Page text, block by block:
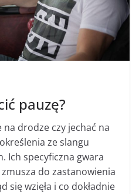
pauzę?
drodze czy jechać na
ze slangu
Ich specyficzna gwara
do zastanowienia
się wzięła i co dokładnie